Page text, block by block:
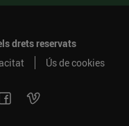
drets reservats
Ús de cookies